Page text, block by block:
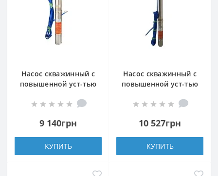
Насос скважинный с
повышенной уст-тью
3,5SDm2/16 0,75 кВт
15м NEW
9 140грн
КУПИТЬ
Насос скважинный с
повышенной уст-тью
3,5SDm2/22 1,1 кВт
15м NEW
10 527грн
КУПИТЬ